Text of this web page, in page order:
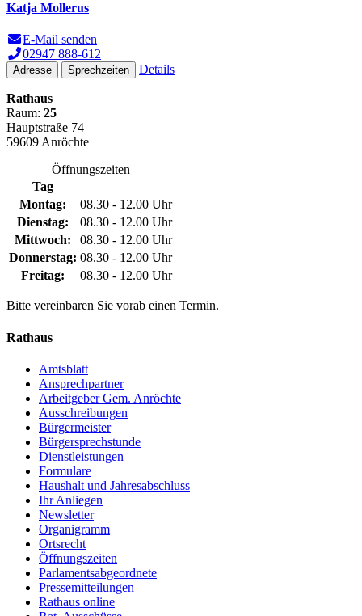
Katja Mollerus
E-Mail senden
02947 888-612
Adresse Sprechzeiten Details
Rathaus
Raum: 25
Hauptstraße 74
59609 Anröchte
Öffnungszeiten
Tag
Montag:
08.30 - 12.00 Uhr
Dienstag:
08.30 - 12.00 Uhr
Mittwoch:
08.30 - 12.00 Uhr
Donnerstag: 08.30 - 12.00 Uhr
Freitag:
08.30 - 12.00 Uhr
Bitte vereinbaren Sie vorab einen Termin.
Rathaus
Amtsblatt
Ansprechpartner
Arbeitgeber Gem. Anröchte
Ausschreibungen
Bürgermeister
Bürgersprechstunde
Dienstleistungen
Formulare
Haushalt und Jahresabschluss
Ihr Anliegen
Newsletter
Organigramm
Ortsrecht
Öffnungszeiten
Parlamentsabgeordnete
Pressemitteilungen
Rathaus online